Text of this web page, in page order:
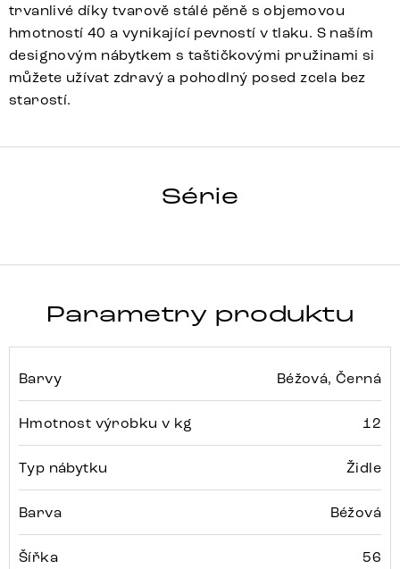
trvanlivé díky tvarově stálé pěně s objemovou
hmotností 40 a vynikající pevností v tlaku. S naším
designovým nábytkem s taštičkovými pružinami si
můžete užívat zdravý a pohodlný posed zcela bez
starostí.
Série
GREG-FLEX
Parametry produktu
Barvy Béžová, Černá
Hmotnost výrobku v kg 12
Typ nábytku Židle
Barva Béžová
Šířka 56